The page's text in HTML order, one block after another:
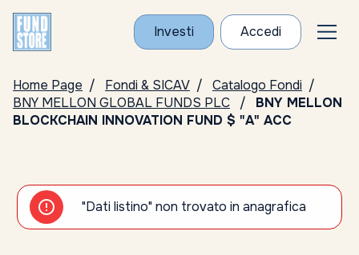
Investi Accedi
Home Page Fondi & SICAV
Catalogo Fondi
BNY MELLON GLOBAL FUNDS PLC
BNY MELLON
BLOCKCHAIN INNOVATION FUND $ "A" ACC
"Dati listino" non trovato in anagrafica